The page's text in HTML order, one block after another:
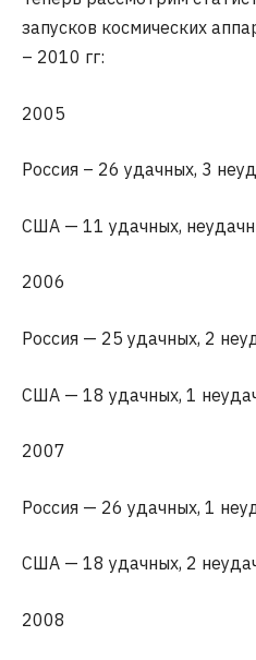
запусков космических
– 2010 гг:
2005
Россия – 26 удачных, 3
США — 11 удачных,
2006
Россия — 25 удачных, 2
США — 18 удачных, 1
2007
Россия — 26 удачных, 1
США — 18 удачных, 2
2008